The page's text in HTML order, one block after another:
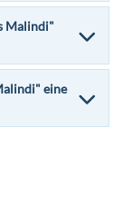
Malindi"
eine